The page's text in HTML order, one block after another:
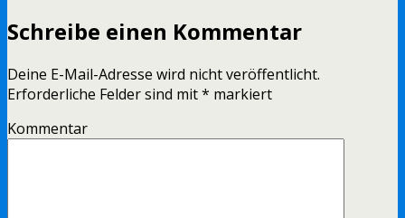
Schreibe einen Kommentar
Deine E-Mail-Adresse wird nicht veröffentlicht.
Erforderliche Felder sind mit* markiert
Kommentar